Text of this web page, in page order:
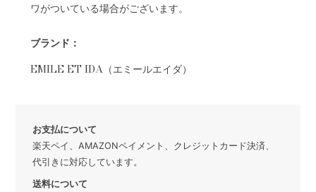
ワがついている場合がございます。
ブランド：
EMILE ET IDA（エミールエイダ）
お支払について
楽天ペイ、AMAZONペイメント、クレジットカード決済、
代引きに対応しています。
送料について